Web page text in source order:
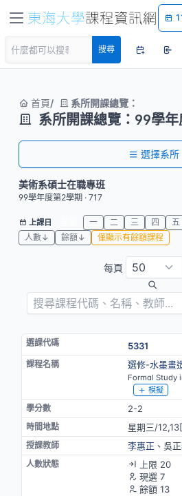
搜尋
首頁 系所開課總覽：
系所開課總覽：99學年
選擇系所
美術系碩士在職專班
99學年度第2學期 · 717
上課日 一 二 三 四 五
人數↓
餘額↓ 僅顯示有餘額課程
每頁
5331
選修-水墨畫
Formal Study
模擬
2-2
星期三/
李惠正 、吳
上限 20
現選 7
餘額 13